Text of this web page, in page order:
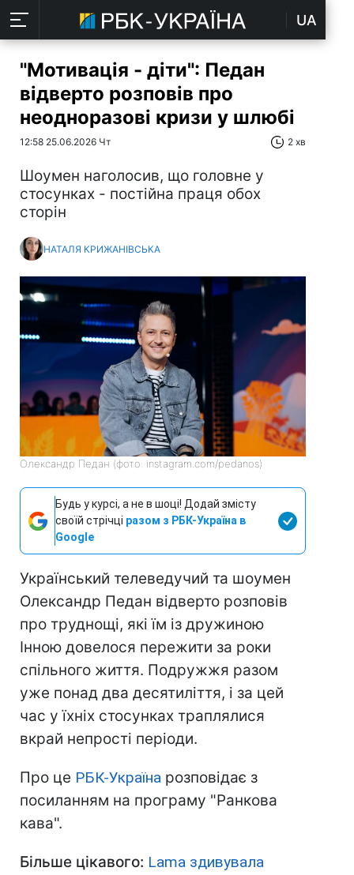
UA
"Мотивація - діти": Педан
відверто розповів про
неодноразові кризи у шлюбі
12:58 25.06.2026 Чт 2 хв
Шоумен наголосив, що головне у
стосунках - постійна праця обох
сторін
НАТАЛЯ КРИЖАНІВСЬКА
Олександр Педан (фото: instagram.com/pedanos)
Будь у курсі, а не в шоці! Додай змісту
своїй стрічці разом з РБК-Україна в
Google
Український телеведучий та шоумен
Олександр Педан відверто розповів
про труднощі, які їм із дружиною
Інною довелося пережити за роки
спільного життя. Подружжя разом
уже понад два десятиліття, і за цей
час у їхніх стосунках траплялися
вкрай непрості періоди.
Про це РБК-Україна розповідає з
посиланням на програму "Ранкова
кава".
Більше цікавого: Lama здивувала